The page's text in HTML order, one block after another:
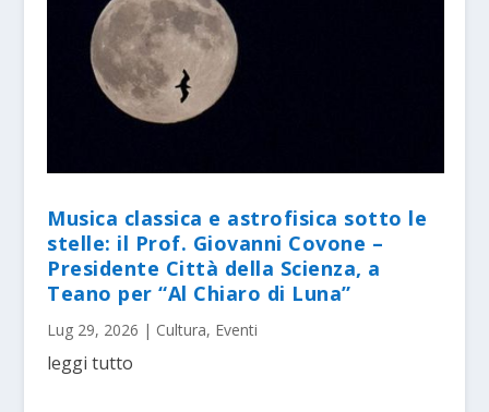
Musica classica e astrofisica sotto le
stelle: il Prof. Giovanni Covone –
Presidente Città della Scienza, a
Teano per “Al Chiaro di Luna”
Lug 29, 2026 | Cultura, Eventi
leggi tutto